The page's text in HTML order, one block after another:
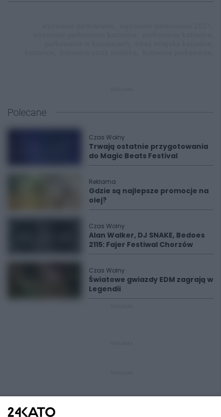
Polecane
Czas Wolny
Trwają ostatnie przygotowania
do Magic Beats Festival
Reklama
Gdzie są najlepsze promocje na
olej?
Czas Wolny
Alan Walker, DJ SNAKE, Bedoes
2115: Fajer Festiwal Chorzów
Czas Wolny
Światowe gwiazdy EDM zagrają w
Legendii